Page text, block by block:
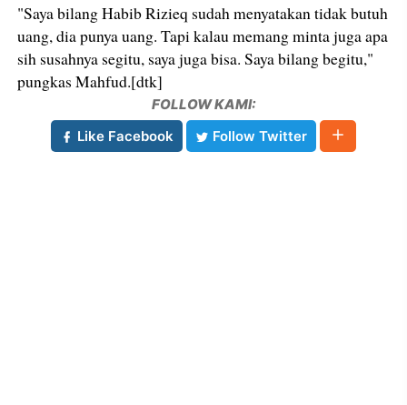
"Saya bilang Habib Rizieq sudah menyatakan tidak butuh
uang, dia punya uang. Tapi kalau memang minta juga apa
sih susahnya segitu, saya juga bisa. Saya bilang begitu,"
pungkas Mahfud.[dtk]
FOLLOW KAMI:
Like Facebook
Follow Twitter